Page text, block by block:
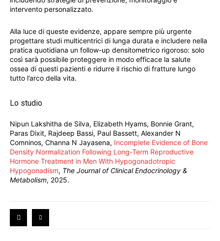
intervento personalizzato.
Alla luce di queste evidenze, appare sempre più urgente
progettare studi multicentrici di lunga durata e includere nella
pratica quotidiana un follow-up densitometrico rigoroso: solo
così sarà possibile proteggere in modo efficace la salute
ossea di questi pazienti e ridurre il rischio di fratture lungo
tutto l’arco della vita.
Lo studio
Nipun Lakshitha de Silva, Elizabeth Hyams, Bonnie Grant,
Paras Dixit, Rajdeep Bassi, Paul Bassett, Alexander N
Comninos, Channa N Jayasena, Incomplete Evidence of Bone
Density Normalization Following Long-Term Reproductive
Hormone Treatment in Men With Hypogonadotropic
Hypogonadism, The Journal of Clinical Endocrinology &
Metabolism, 2025.